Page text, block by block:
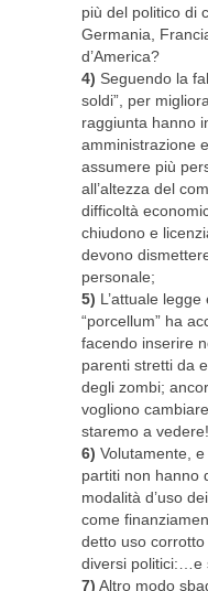
più del politico di
Germania,
d’America?
4) Seguendo la
soldi”, per
raggiunta hanno
amministrazione
assumere più
all’altezza del
difficoltà
chiudono e
devono
personale;
5) L’attuale
“porcellum” ha
facendo inserire
parenti stretti da
degli zombi;
vogliono
staremo a vedere!
6) Volutamente,
partiti non hanno
modalità d’uso
come
detto uso
diversi politici:…e
7) Altro modo